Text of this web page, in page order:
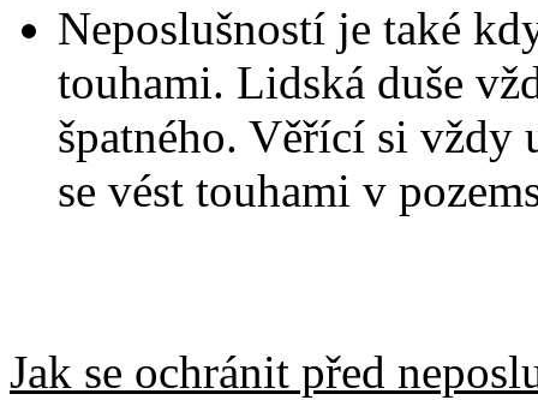
Neposlušností je také
touhami. Lidská duše
špatného. Věřící si vždy
se vést touhami v
Jak se ochránit před